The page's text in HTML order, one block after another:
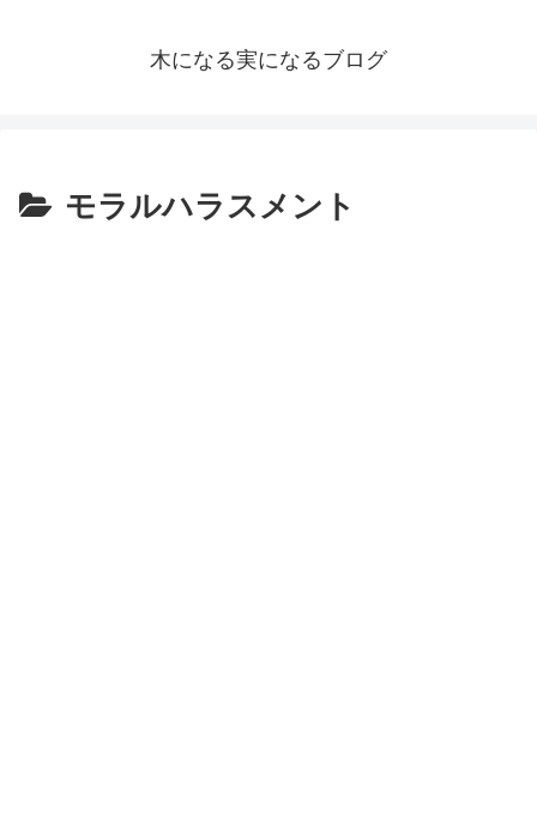
木になる実になるブログ
モラルハラスメント